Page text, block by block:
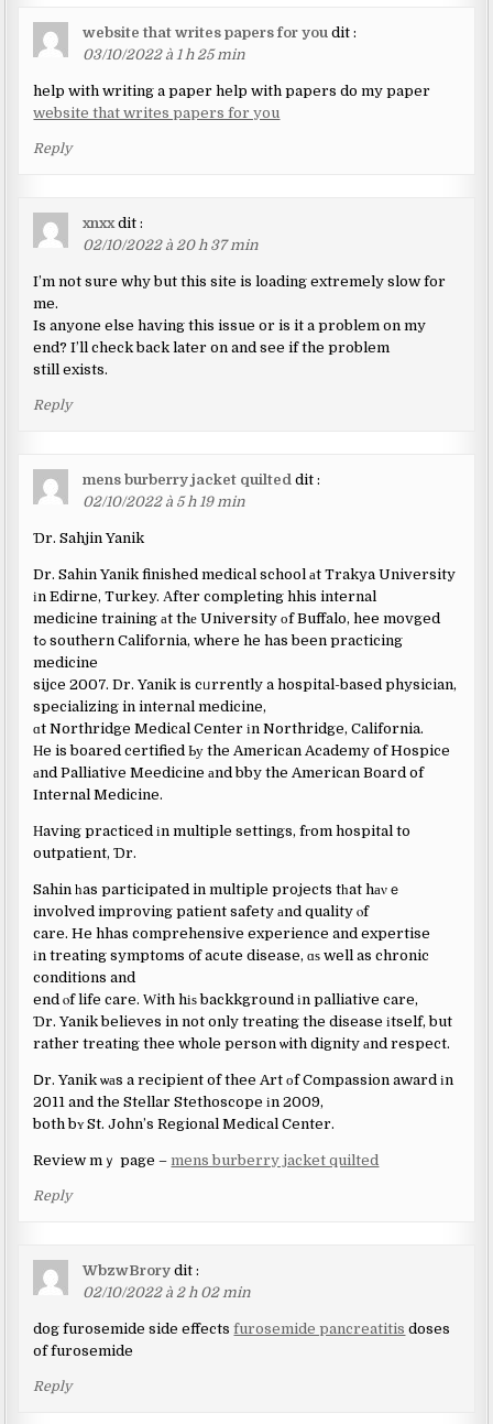
website that writes papers for you dit :
03/10/2022 à 1 h 25 min
help with writing a paper help with papers do my paper
website that writes papers for you
Reply
xnxx dit :
02/10/2022 à 20 h 37 min
I’m not sure why but this site is loading extremely slow for
me.
Is anyone else having this issue or is it a problem on my
end? I’ll check back later on and see if the problem
still exists.
Reply
mens burberry jacket quilted dit :
02/10/2022 à 5 h 19 min
Ɗr. Sahjin Yanik
Dr. Sahin Yanik finished medical school аt Trakya University
іn Edirne, Turkey. Аfter completing hhis internal
medicine training аt thе University оf Buffalo, hee movged
tߋ southern California, where he has been practicing
medicine
sijce 2007. Dr. Yanik is cᥙrrently a hospital-based physician,
specializing in internal medicine,
ɑt Northridge Medical Center іn Northridge, California.
Нe is boared certified Ьу the American Academy of Hospice
аnd Palliative Meedicine аnd bby the American Board of
Internal Medicine.
Нaving practiced іn multiple settings, fгom hospital to
outpatient, Ɗr.
Sahin һas participated in multiple projects tһat hаνｅ
involved improving patient safety аnd quality ⲟf
care. He hhas comprehensive experience and expertise
іn treating symptoms ᧐f acսte disease, ɑѕ well as chronic
conditions and
end ⲟf life care. Ԝith hіѕ backkground іn palliative care,
Ɗr. Yanik believes in not only treating the disease іtself, but
rather treating thee whole person ѡith dignity аnd respect.
Ⅾr. Yanik ѡаs a recipient of thee Art οf Compassion award іn
2011 and the Stellar Stethoscope іn 2009,
both bʏ St. John’s Regional Medical Center.
Review mｙ page – mens burberry jacket quilted
Reply
WbzwBrory dit :
02/10/2022 à 2 h 02 min
dog furosemide side effectsfurosemide pancreatitis doses
of furosemide
Reply